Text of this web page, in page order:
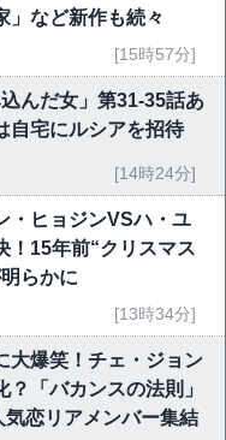
」など新作も続々
[15時57分]
んだ女」第31-35話あ
自宅にルシアを招待
[14時24分]
・ヒョジンVSハ・ユ
！15年前“クリスマス
らかに
[13時34分]
大爆笑！チェ・ジョン
？「バカンスの法則」
恋リアメンバー集結